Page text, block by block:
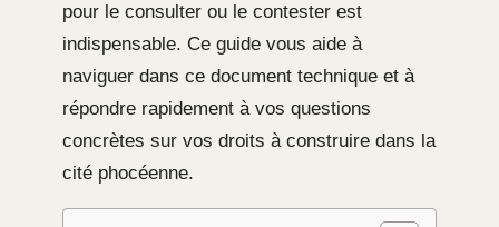
pour le consulter ou le contester est
indispensable. Ce guide vous aide à
naviguer dans ce document technique et à
répondre rapidement à vos questions
concrètes sur vos droits à construire dans la
cité phocéenne.